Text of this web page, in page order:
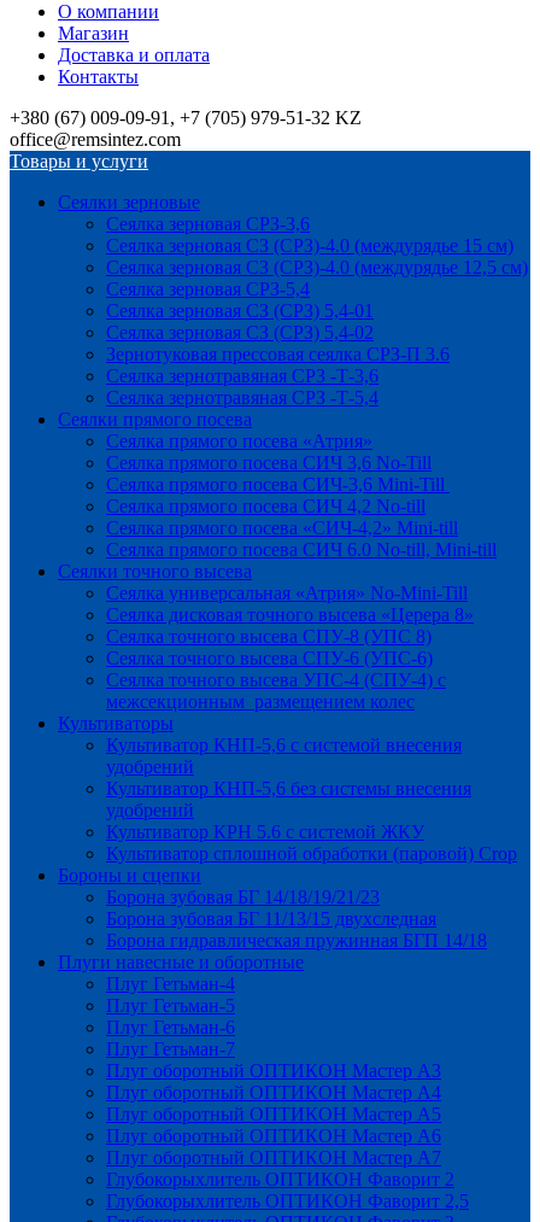
О компании
Магазин
Доставка и оплата
Контакты
+380 (67) 009-09-91, +7 (705) 979-51-32 KZ
office@remsintez.com
Товары и услуги
Сеялки зерновые
Сеялка зерновая СРЗ-3,6
Сеялка зерновая СЗ (СРЗ)-4.0 (междурядье 15 см)
Сеялка зерновая СЗ (СРЗ)-4.0 (междурядье 12,5 см)
Сеялка зерновая СРЗ-5,4
Сеялка зерновая СЗ (СРЗ) 5,4-01
Сеялка зерновая СЗ (СРЗ) 5,4-02
Зернотуковая прессовая сеялка СРЗ-П 3.6
Сеялка зернотравяная СРЗ -Т-3,6
Сеялка зернотравяная СРЗ -Т-5,4
Сеялки прямого посева
Сеялка прямого посева «Атрия»
Сеялка прямого посева СИЧ 3,6 No-Till
Сеялка прямого посева СИЧ-3,6 Mini-Till
Сеялка прямого посева СИЧ 4,2 No-till
Сеялка прямого посева «СИЧ-4,2» Mini-till
Сеялка прямого посева СИЧ 6.0 No-till, Mini-till
Сеялки точного высева
Сеялка универсальная «Атрия» No-Mini-Till
Сеялка дисковая точного высева «Церера 8»
Сеялка точного высева СПУ-8 (УПС 8)
Сеялка точного высева СПУ-6 (УПС-6)
Сеялка точного высева УПС-4 (СПУ-4) с
межсекционным размещением колес
Культиваторы
Культиватор КНП-5,6 с системой внесения
удобрений
Культиватор КНП-5,6 без системы внесения
удобрений
Культиватор КРН 5.6 с системой ЖКУ
Культиватор сплошной обработки (паровой) Crop
Бороны и сцепки
Борона зубовая БГ 14/18/19/21/23
Борона зубовая БГ 11/13/15 двухследная
Борона гидравлическая пружинная БГП 14/18
Плуги навесные и оборотные
Плуг Гетьман-4
Плуг Гетьман-5
Плуг Гетьман-6
Плуг Гетьман-7
Плуг оборотный ОПТИКОН Мастер А3
Плуг оборотный ОПТИКОН Мастер А4
Плуг оборотный ОПТИКОН Мастер А5
Плуг оборотный ОПТИКОН Мастер А6
Плуг оборотный ОПТИКОН Мастер А7
Глубокорыхлитель ОПТИКОН Фаворит 2
Глубокорыхлитель ОПТИКОН Фаворит 2,5